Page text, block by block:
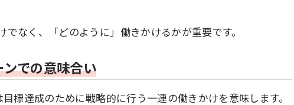
なく、「どのように」働きかけるかが重要です。
での意味合い
標達成のために戦略的に行う一連の働きかけを意味します。